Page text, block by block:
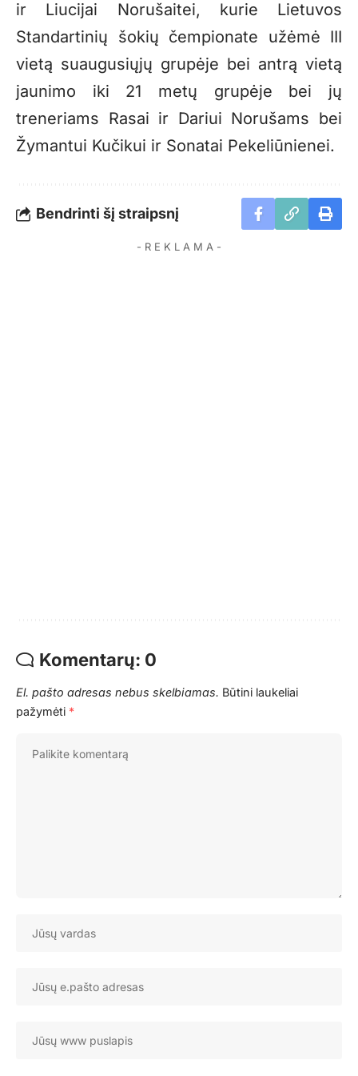
ir Liucijai Norušaitei, kurie Lietuvos
Standartinių šokių čempionate užėmė III
vietą suaugusiųjų grupėje bei antrą vietą
jaunimo iki 21 metų grupėje bei jų
treneriams Rasai ir Dariui Norušams bei
Žymantui Kučikui ir Sonatai Pekeliūnienei.
Bendrinti šį straipsnį
- R E K L A M A -
Komentarų: 0
El. pašto adresas nebus skelbiamas. Būtini laukeliai
pažymėti *